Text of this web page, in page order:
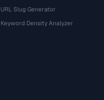
URL Slug Generator
Keyword Density Analyzer